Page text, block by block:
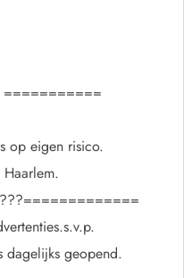
===========
op eigen risico.
dagelijks geopend.